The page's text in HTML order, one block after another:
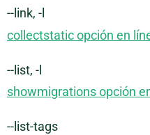
--link, -l
collectstatic opción en
--list, -l
showmigrations opción
--list-tags